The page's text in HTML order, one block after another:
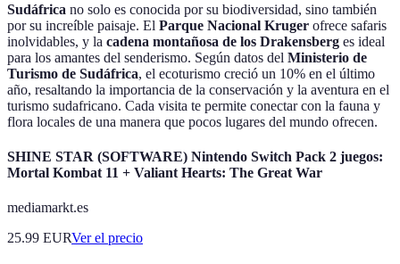
Sudáfrica no solo es conocida por su biodiversidad, sino también
por su increíble paisaje. El Parque Nacional Kruger ofrece safaris
inolvidables, y la cadena montañosa de los Drakensberg es ideal
para los amantes del senderismo. Según datos del Ministerio de
Turismo de Sudáfrica, el ecoturismo creció un 10% en el último
año, resaltando la importancia de la conservación y la aventura en el
turismo sudafricano. Cada visita te permite conectar con la fauna y
flora locales de una manera que pocos lugares del mundo ofrecen.
SHINE STAR (SOFTWARE) Nintendo Switch Pack 2 juegos:
Mortal Kombat 11 + Valiant Hearts: The Great War
mediamarkt.es
25.99 EURVer el precio